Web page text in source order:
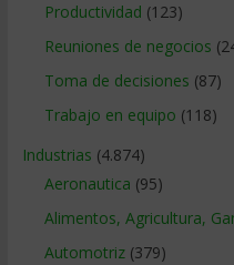
Productividad (123)
Reuniones de negocios
Toma de decisiones (87)
Trabajo en equipo (118)
Industrias (4.874)
Aeronautica (95)
Alimentos, Agricultura,
Automotriz(379)